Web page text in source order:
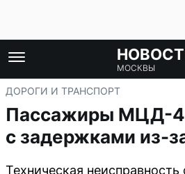
МОСКВЫ
ДОРОГИ И ТРАНСПОРТ
Пассажиры МЦД-4
с задержками из-
Техническая неисправность